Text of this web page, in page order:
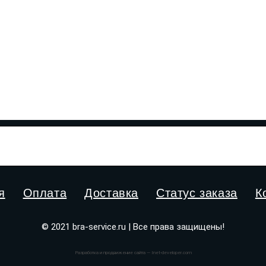
Оплата Доставка Статус заказа
© 2021 bra-service.ru | Все права защищены!
Разработка и продвижение сайта — Inet-developer.com